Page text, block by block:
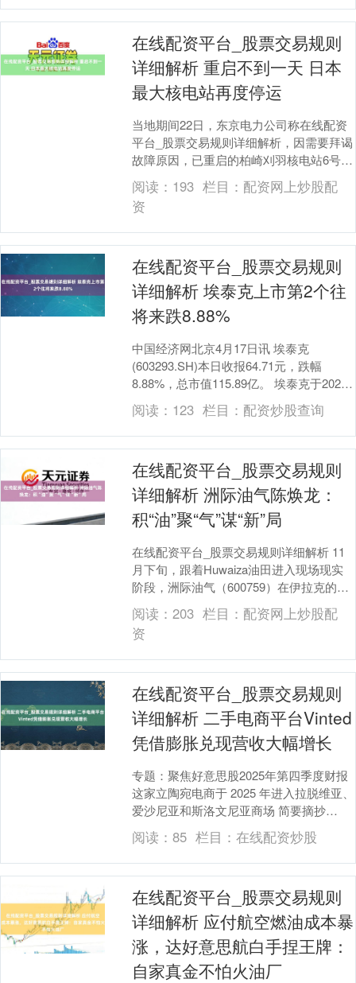
在线配资平台_股票交易规则
详细解析 重启不到一天 日本
最大核电站再度停运
当地期间22日，东京电力公司称在线配资
平台_股票交易规则详细解析，因需要拜谒
故障原因，已重启的柏崎刈羽核电站6号机
组将暂停开动。....
阅读： 193 栏目： 配资网上炒股配
资
在线配资平台_股票交易规则
详细解析 埃泰克上市第2个往
将来跌8.88%
中国经济网北京4月17日讯 埃泰克
(603293.SH)本日收报64.71元，跌幅
8.88%，总市值115.89亿。 埃泰克于2026
年4月16日在上交所主板上....
阅读： 123 栏目： 配资炒股查询
在线配资平台_股票交易规则
详细解析 洲际油气陈焕龙：
积“油”聚“气”谋“新”局
在线配资平台_股票交易规则详细解析 11
月下旬，跟着Huwaiza油田进入现场现实
阶段，洲际油气（600759）在伊拉克的投
资布局也不息进入得益期。 “Huwa....
阅读：203 栏目： 配资网上炒股配
资
在线配资平台_股票交易规则
详细解析 二手电商平台Vinted
凭借膨胀兑现营收大幅增长
专题：聚焦好意思股2025年第四季度财报
这家立陶宛电商于 2025 年进入拉脱维亚、
爱沙尼亚和斯洛文尼亚商场 简要摘抄
Vinted 2025 年营收增长 3....
阅读：85 栏目： 在线配资炒股
在线配资平台_股票交易规则
详细解析 应付航空燃油成本暴
涨，达好意思航白手捏王牌：
自家真金不怕火油厂